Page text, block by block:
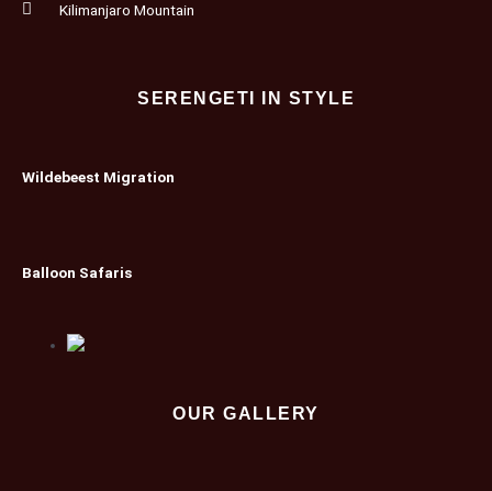
Kilimanjaro Mountain
SERENGETI IN STYLE
Wildebeest Migration
Balloon Safaris
OUR GALLERY